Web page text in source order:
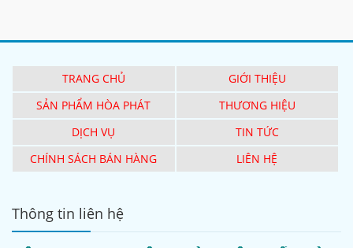
TRANG CHỦ
GIỚI THIỆU
SẢN PHẨM HÒA PHÁT
THƯƠNG HIỆU
DỊCH VỤ
TIN TỨC
CHÍNH SÁCH BÁN HÀNG
LIÊN HỆ
Thông tin liên hệ